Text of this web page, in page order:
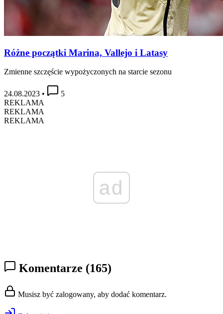
Różne początki Marina, Vallejo i Latasy
Zmienne szczęście wypożyczonych na starcie sezonu
24.08.2023 •
5
REKLAMA
REKLAMA
REKLAMA
ad
Komentarze (165)
Musisz być zalogowany, aby dodać komentarz.